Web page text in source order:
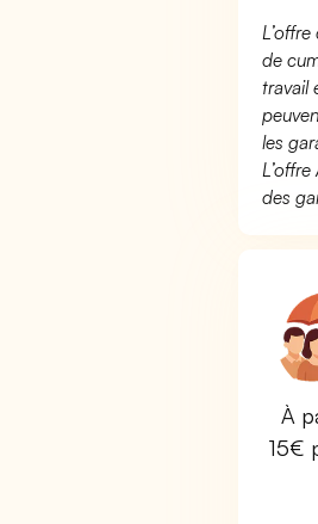
de
travail
les
des
À
15€